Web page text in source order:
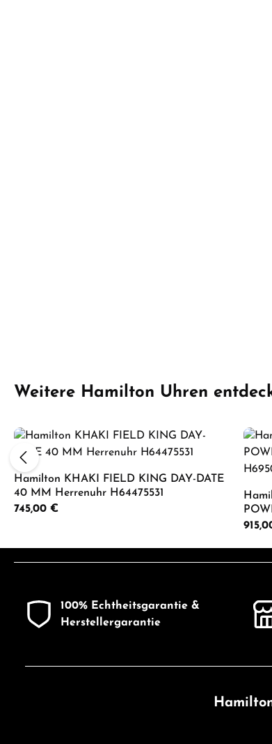
Produktgalerie überspringen
Weitere Hamilton Uhren
Hamilton KHAKI FIELD KING DAY-DATE
40 MM Herrenuhr H64475531
Regulärer Preis:
745,00 €
Produkt Anzahl: Gib den
100% Echtheitsgarantie &
Herstellergarantie